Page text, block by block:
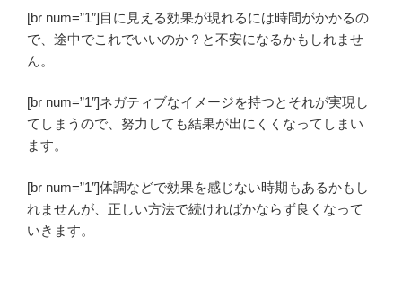
[br num=”1″]目に見える効果が現れるには時間がかかるの
で、途中でこれでいいのか？と不安になるかもしれませ
ん。
[br num=”1″]ネガティブなイメージを持つとそれが実現し
てしまうので、努力しても結果が出にくくなってしまい
ます。
[br num=”1″]体調などで効果を感じない時期もあるかもし
れませんが、正しい方法で続ければかならず良くなって
いきます。